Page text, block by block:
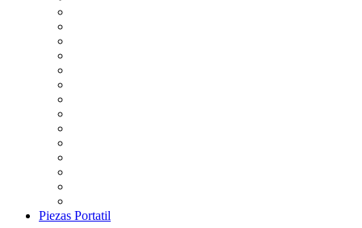
Piezas Portatil